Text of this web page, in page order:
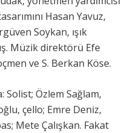
Hasan Yavuz,
Soykan, ışık
Müzik direktörü Efe
ve S. Berkan Köse.
Özlem Sağlam,
çello; Emre Deniz,
Mete Çalışkan. Fakat